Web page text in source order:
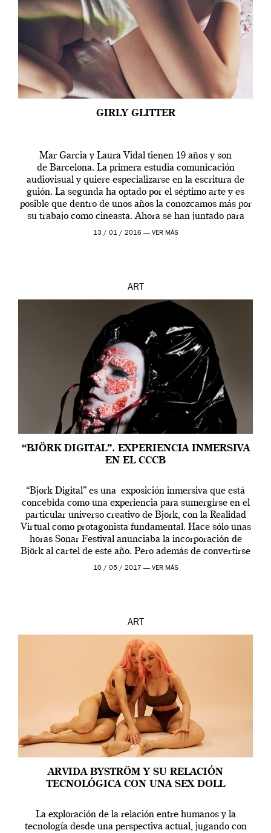
GIRLY GLITTER
Mar Garcia y Laura Vidal tienen 19 años y son
de Barcelona. La primera estudia comunicación
audiovisual y quiere especializarse en la escritura de
guión. La segunda ha optado por el séptimo arte y es
posible que dentro de unos años la conozcamos más por
su trabajo como cineasta. Ahora se han juntado para
contarnos una […]
13 / 01 / 2016 — VER MÁS
ART
“BJÖRK DIGITAL”. EXPERIENCIA INMERSIVA
EN EL CCCB
“Bjork Digital” es una exposición inmersiva que está
concebida como una experiencia para sumergirse en el
particular universo creativo de Björk, con la Realidad
Virtual como protagonista fundamental. Hace sólo unas
horas Sonar Festival anunciaba la incorporación de
Björk al cartel de este año. Pero además de convertirse
en una de las actuaciones más relevantes […]
10 / 05 / 2017 — VER MÁS
ART
ARVIDA BYSTRÖM Y SU RELACIÓN
TECNOLÓGICA CON UNA SEX DOLL
La exploración de la relación entre humanos y la
tecnología desde una perspectiva actual, jugando con